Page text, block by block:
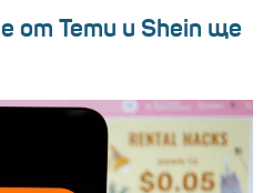
от Temu и Shein ще